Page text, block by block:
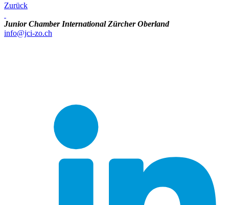
Zurück
Junior Chamber International Zürcher Oberland
info@jci-zo.ch